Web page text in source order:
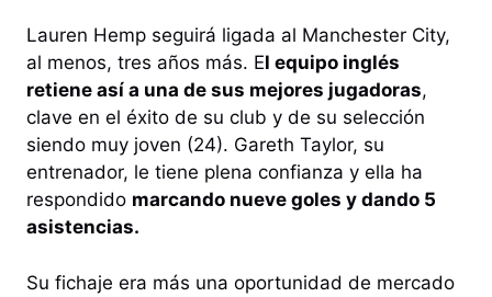
Lauren Hemp seguirá ligada al Manchester City,
al menos, tres años más. El equipo inglés
retiene así a una de sus mejores jugadoras,
clave en el éxito de su club y de su selección
siendo muy joven (24). Gareth Taylor, su
entrenador, le tiene plena confianza y ella ha
respondido marcando nueve goles y dando 5
asistencias.
Su fichaje era más una oportunidad de mercado